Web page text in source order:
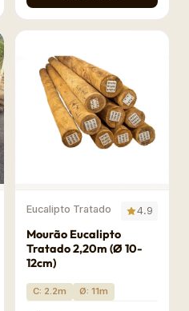
Eucalipto Tratado 4.9
Mourão Eucalipto
Tratado 2,20m (Ø 10-
12cm)
C: 2.2m Ø: 11m